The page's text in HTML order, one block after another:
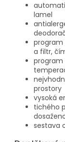
lamel
program
a filtr,
program
prostory
vysoká
tichého
sestava